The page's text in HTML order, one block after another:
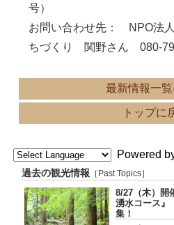
号）
お問い合わせ先： NPO法
ちづくり 関野さん 080-
最新情報一
トップに
Powered
過去の観光情報 ［Past Topics］
8/27（木）開
湧水コース』
集！